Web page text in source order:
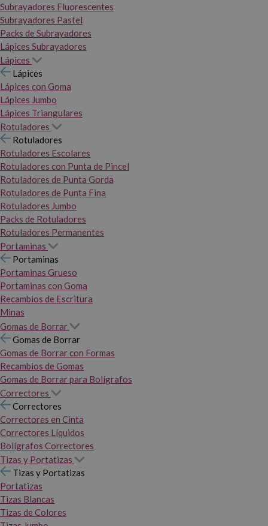
Subrayadores Fluorescentes
Subrayadores Pastel
Packs de Subrayadores
Lápices Subrayadores
Lápices
Lápices
Lápices con Goma
Lápices Jumbo
Lápices Triangulares
Rotuladores
Rotuladores
Rotuladores Escolares
Rotuladores con Punta de Pincel
Rotuladores de Punta Gorda
Rotuladores de Punta Fina
Rotuladores Jumbo
Packs de Rotuladores
Rotuladores Permanentes
Portaminas
Portaminas
Portaminas Grueso
Portaminas con Goma
Recambios de Escritura
Minas
Gomas de Borrar
Gomas de Borrar
Gomas de Borrar con Formas
Recambios de Gomas
Gomas de Borrar para Bolígrafos
Correctores
Correctores
Correctores en Cinta
Correctores Líquidos
Bolígrafos Correctores
Tizas y Portatizas
Tizas y Portatizas
Portatizas
Tizas Blancas
Tizas de Colores